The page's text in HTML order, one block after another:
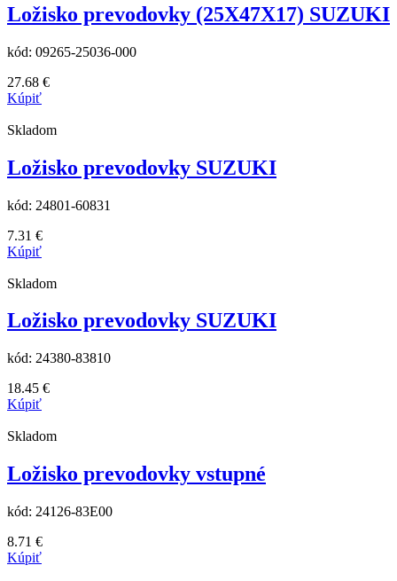
Ložisko prevodovky (25X47X17) SUZUKI
kód: 09265-25036-000
27.68 €
Kúpiť
Skladom
Ložisko prevodovky SUZUKI
kód: 24801-60831
7.31 €
Kúpiť
Skladom
Ložisko prevodovky SUZUKI
kód: 24380-83810
18.45 €
Kúpiť
Skladom
Ložisko prevodovky vstupné
kód: 24126-83E00
8.71 €
Kúpiť